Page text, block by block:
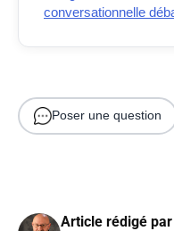
conversationnelle
Poser une question
Article rédigé par